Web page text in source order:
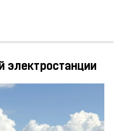
электростанции